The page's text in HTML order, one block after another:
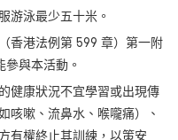
游泳最少五十米。
香港法例第 599 章）第一附
參與本活動。
健康狀況不宜學習或出現傳
咳嗽、流鼻水、喉嚨痛）、
有權終止其訓練，以策安